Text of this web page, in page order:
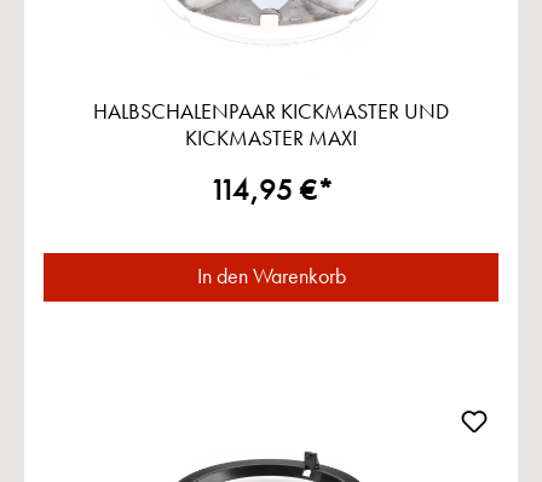
HALBSCHALENPAAR KICKMASTER UND
KICKMASTER MAXI
114,95 €*
In den Warenkorb